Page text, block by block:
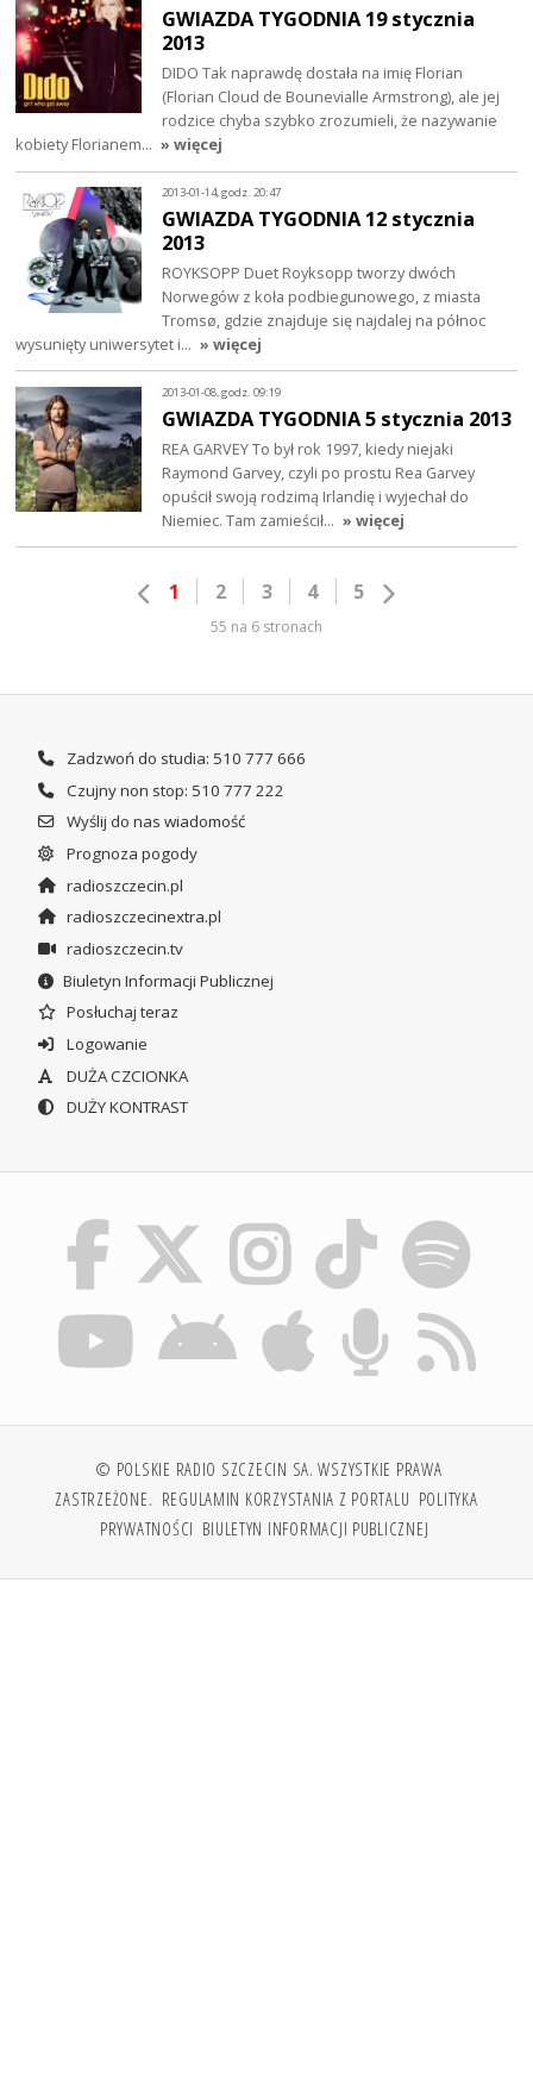
GWIAZDA TYGODNIA 19 stycznia
2013
DIDO Tak naprawdę dostała na imię Florian
(Florian Cloud de Bounevialle Armstrong), ale jej
rodzice chyba szybko zrozumieli, że nazywanie
kobiety Florianem… » więcej
2013-01-14, godz. 20:47
GWIAZDA TYGODNIA 12 stycznia
2013
ROYKSOPP Duet Royksopp tworzy dwóch
Norwegów z koła podbiegunowego, z miasta
Tromsø, gdzie znajduje się najdalej na północ
wysunięty uniwersytet i… » więcej
2013-01-08, godz. 09:19
GWIAZDA TYGODNIA 5 stycznia 2013
REA GARVEY To był rok 1997, kiedy niejaki
Raymond Garvey, czyli po prostu Rea Garvey
opuścił swoją rodzimą Irlandię i wyjechał do
Niemiec. Tam zamieścił… » więcej
1 2 3 4 5
55 na 6 stronach
Zadzwoń do studia: 510 777 666
Czujny non stop: 510 777 222
Wyślij do nas wiadomość
Prognoza pogody
radioszczecin.pl
radioszczecinextra.pl
radioszczecin.tv
Biuletyn Informacji Publicznej
Posłuchaj teraz
Logowanie
DUŻA CZCIONKA
DUŻY KONTRAST
© POLSKIE RADIO SZCZECIN SA. WSZYSTKIE PRAWA
ZASTRZEŻONE. REGULAMIN KORZYSTANIA Z PORTALU POLITYKA
PRYWATNOŚCI BIULETYN INFORMACJI PUBLICZNEJ